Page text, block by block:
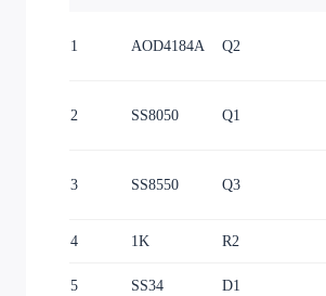
1 AOD4184A Q2
2 SS8050 Q1
3 SS8550 Q3
4 1K R2
5 SS34 D1